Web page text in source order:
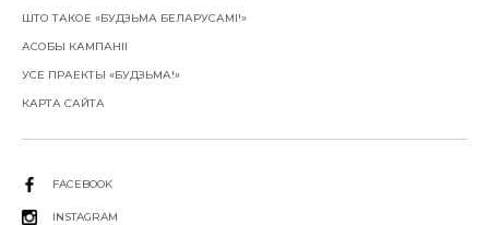
ШТО ТАКОЕ «БУДЗЬМА БЕЛАРУСАМІ!»
АСОБЫ КАМПАНІІ
УСЕ ПРАЕКТЫ «БУДЗЬМА!»
КАРТА САЙТА
FACEBOOK
INSTAGRAM